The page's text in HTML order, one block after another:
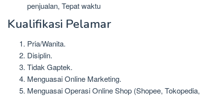
penjualan, Tepat waktu
Kualifikasi Pelamar
Pria/Wanita.
Disiplin.
Tidak Gaptek.
Menguasai Online Marketing.
Menguasai Operasi Online Shop (Shopee, Tokopedia,